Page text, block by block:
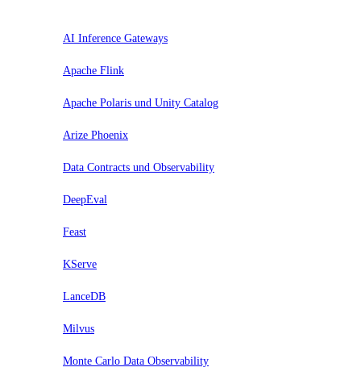
AI Inference Gateways
Apache Flink
Apache Polaris und Unity Catalog
Arize Phoenix
Data Contracts und Observability
DeepEval
Feast
KServe
LanceDB
Milvus
Monte Carlo Data Observability